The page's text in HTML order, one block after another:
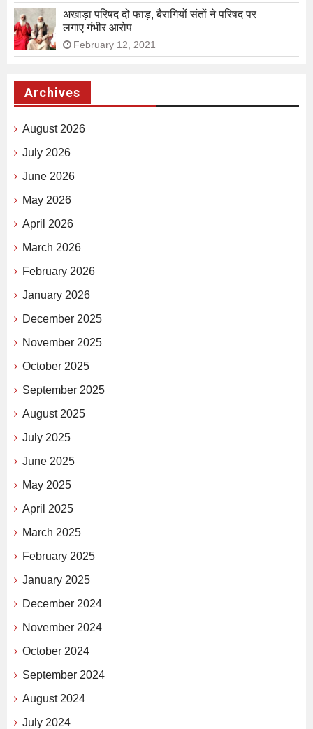
अखाड़ा परिषद दो फाड़, बैरागियों संतों ने परिषद पर
लगाए गंभीर आरोप
February 12, 2021
Archives
August 2026
July 2026
June 2026
May 2026
April 2026
March 2026
February 2026
January 2026
December 2025
November 2025
October 2025
September 2025
August 2025
July 2025
June 2025
May 2025
April 2025
March 2025
February 2025
January 2025
December 2024
November 2024
October 2024
September 2024
August 2024
July 2024